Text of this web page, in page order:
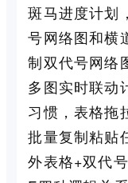
斑马进度计划
号网络图和横
制双代号网络
多图实时联动
习惯，表格拖
批量复制粘贴
外表格+双代